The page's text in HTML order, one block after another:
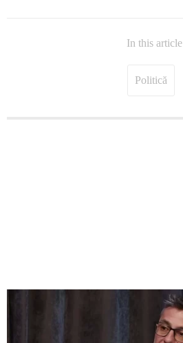
In this article
Politică